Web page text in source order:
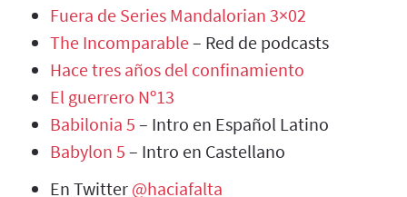
Fuera de Series Mandalorian 3×02
The Incomparable– Red de podcasts
Hace tres años del confinamiento
El guerrero Nº13
Babilonia 5 – Intro en Español Latino
Babylon 5 – Intro en Castellano
En Twitter @haciafalta